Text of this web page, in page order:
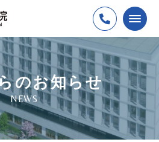
のお知らせ
NEWS